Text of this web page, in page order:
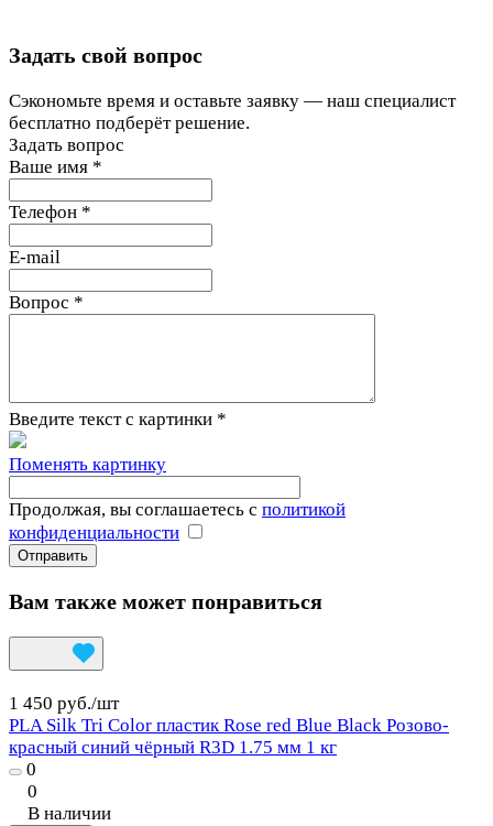
Задать свой вопрос
Сэкономьте время и оставьте заявку — наш специалист
бесплатно подберёт решение.
Задать вопрос
Ваше имя *
Телефон *
E-mail
Вопрос *
Введите текст с картинки *
Поменять картинку
Продолжая, вы соглашаетесь с политикой
конфиденциальности
Вам также может понравиться
1 450 руб./шт
PLA Silk Tri Color пластик Rose red Blue Black Розово-
красный синий чёрный R3D 1.75 мм 1 кг
0
0
В наличии